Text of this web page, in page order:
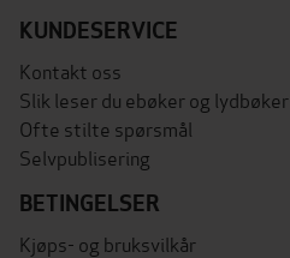
KUNDESERVICE
Kontakt oss
Slik leser du ebøker og lydbøker
Ofte stilte spørsmål
Selvpublisering
BETINGELSER
Kjøps- og bruksvilkår